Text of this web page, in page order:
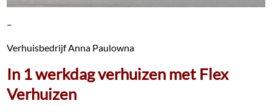
–
Verhuisbedrijf Anna Paulowna
In 1 werkdag verhuizen met Flex
Verhuizen